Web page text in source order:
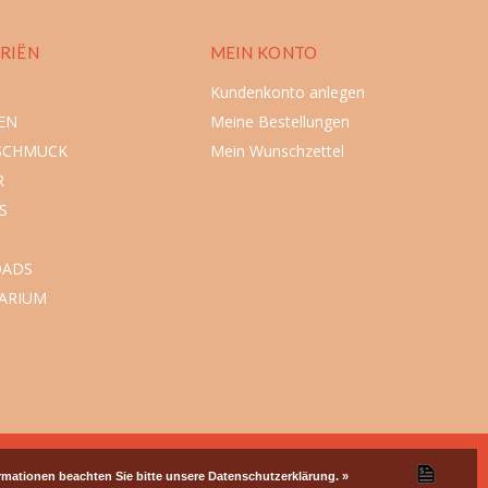
MEIN KONTO
Kundenkonto anlegen
Meine Bestellungen
Mein Wunschzettel
beachten Sie bitte unsere Datenschutzerklärung. »